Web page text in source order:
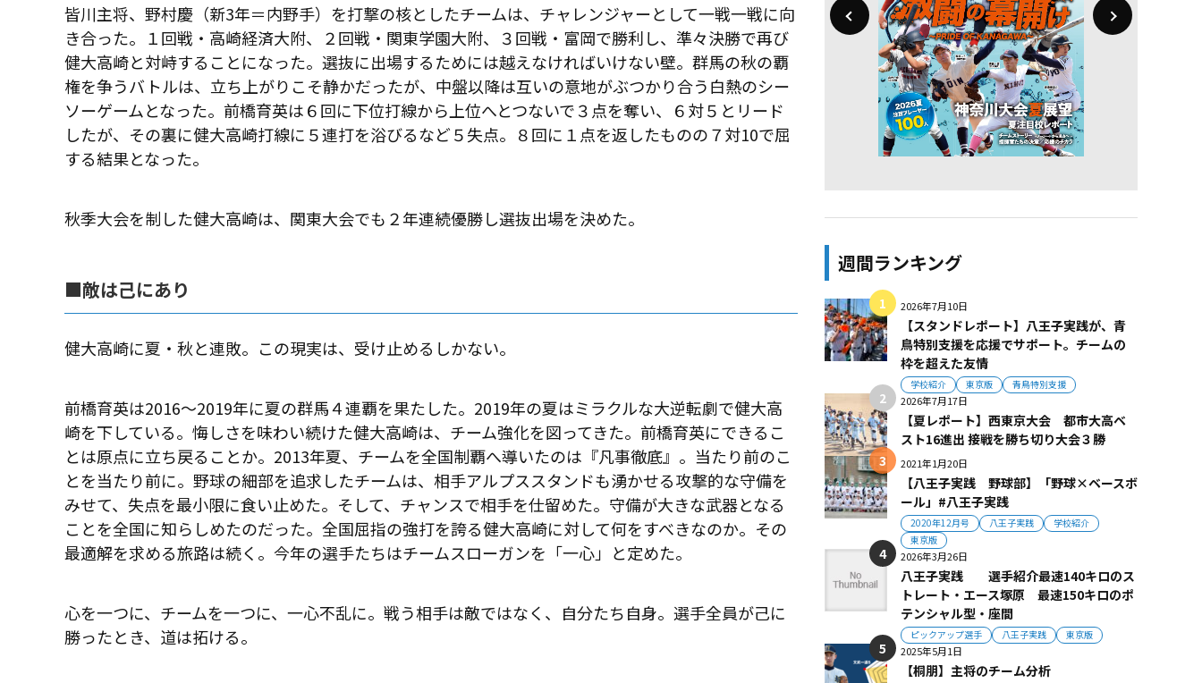
皆川主将、野村慶（新3年＝内野手）を打撃の核としたチームは、チャレンジャーとして一戦一戦に向
き合った。１回戦・高崎経済大附、２回戦・関東学園大附、３回戦・富岡で勝利し、準々決勝で再び
健大高崎と対峙することになった。選抜に出場するためには越えなければいけない壁。群馬の秋の覇
権を争うバトルは、立ち上がりこそ静かだったが、中盤以降は互いの意地がぶつかり合う白熱のシー
ソーゲームとなった。前橋育英は６回に下位打線から上位へとつないで３点を奪い、６対５とリード
したが、その裏に健大高崎打線に５連打を浴びるなど５失点。８回に１点を返したものの７対10で屈
する結果となった。
秋季大会を制した健大高崎は、関東大会でも２年連続優勝し選抜出場を決めた。
■敵は己にあり
健大高崎に夏・秋と連敗。この現実は、受け止めるしかない。
前橋育英は2016〜2019年に夏の群馬４連覇を果たした。2019年の夏はミラクルな大逆転劇で健大高
崎を下している。悔しさを味わい続けた健大高崎は、チーム強化を図ってきた。前橋育英にできるこ
とは原点に立ち戻ることか。2013年夏、チームを全国制覇へ導いたのは『凡事徹底』。当たり前のこ
とを当たり前に。野球の細部を追求したチームは、相手アルプススタンドも湧かせる攻撃的な守備を
みせて、失点を最小限に食い止めた。そして、チャンスで相手を仕留めた。守備が大きな武器となる
ことを全国に知らしめたのだった。全国屈指の強打を誇る健大高崎に対して何をすべきなのか。その
最適解を求める旅路は続く。今年の選手たちはチームスローガンを「一心」と定めた。
心を一つに、チームを一つに、一心不乱に。戦う相手は敵ではなく、自分たち自身。選手全員が己に
勝ったとき、道は拓ける。
週間ランキング
2026年7月10日
【スタンドレポート】八王子実践が、青
鳥特別支援を応援でサポート。チームの
枠を超えた友情
学校紹介 東京版 青鳥特別支援
2026年7月17日
【夏レポート】西東京大会 都市大高ベ
スト16進出 接戦を勝ち切り大会３勝
2021年1月20日
【八王子実践 野球部】「野球×ベースボ
ール」#八王子実践
2020年12月号 八王子実践
学校紹介
東京版
2026年3月26日
八王子実践 選手紹介最速140キロのス
トレート・エース塚原 最速150キロのポ
テンシャル型・座間
ピックアップ選手 八王子実践 東京版
2025年5月1日
【桐朋】主将のチーム分析